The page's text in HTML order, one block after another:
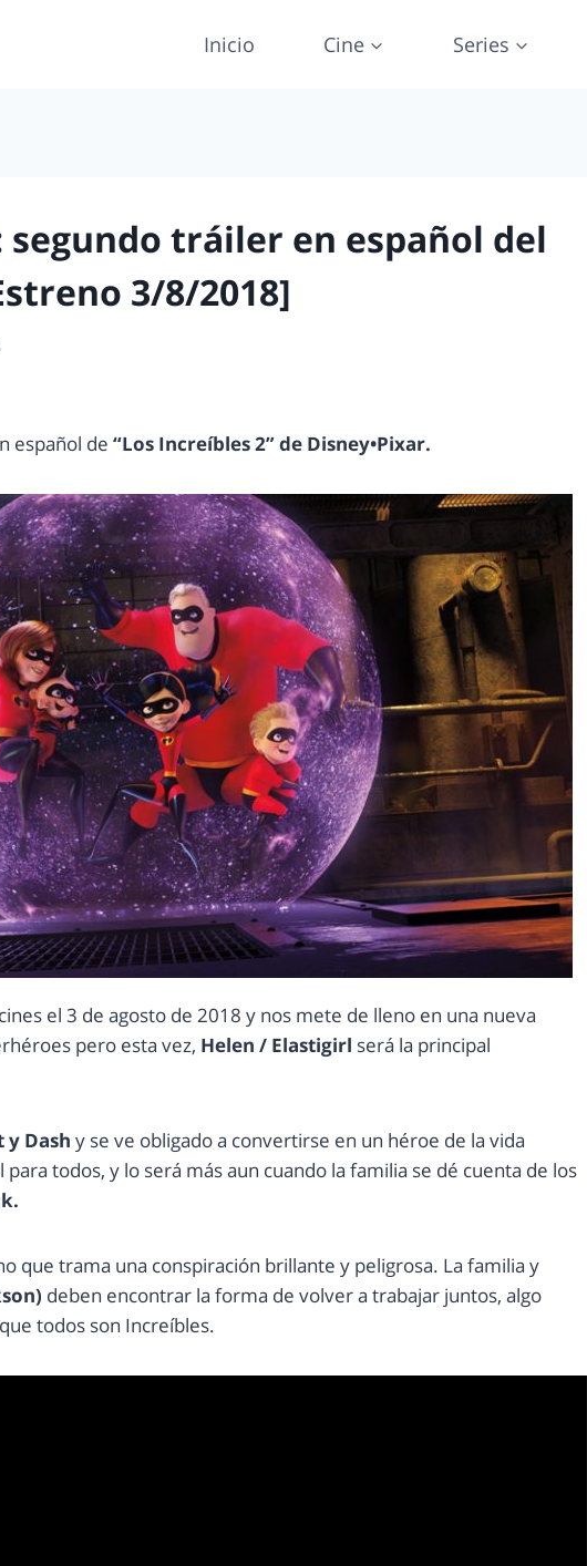
Inicio Cine Series
segundo tráiler en español del
3/8/2018]
español de “Los Increíbles 2” de Disney•Pixar.
el 3 de agosto de 2018 y nos mete de lleno en una nueva
pero esta vez, Helen / Elastigirl será la principal
y Dash y se ve obligado a convertirse en un héroe de la vida
todos, y lo será más aun cuando la familia se dé cuenta de los
que trama una conspiración brillante y peligrosa. La familia y
deben encontrar la forma de volver a trabajar juntos, algo
todos son Increíbles.